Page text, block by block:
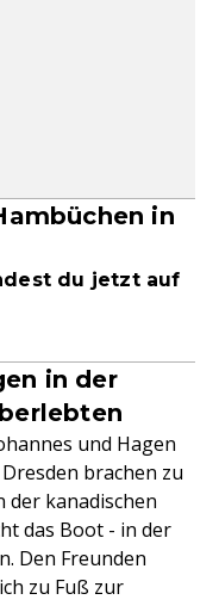
in
du jetzt auf
in der
und Hagen
brachen zu
der kanadischen
das Boot - in der
Den Freunden
zu Fuß zur